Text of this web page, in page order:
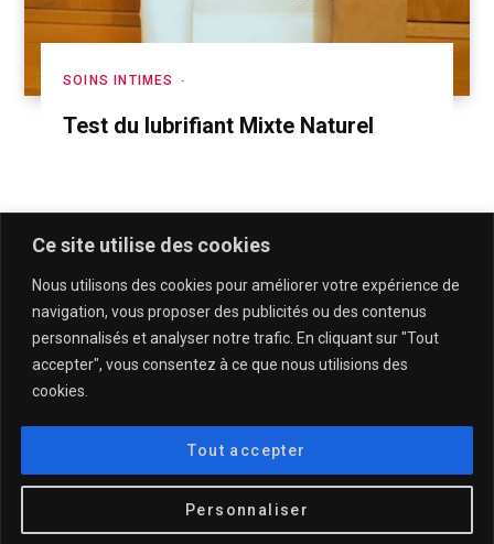
Ce site utilise des cookies
Nous utilisons des cookies pour améliorer votre expérience de
navigation, vous proposer des publicités ou des contenus
personnalisés et analyser notre trafic. En cliquant sur "Tout
accepter", vous consentez à ce que nous utilisions des
cookies.
Personnaliser
Tout accepter
SOINS INTIMES
Test du lubrifiant Mixte Naturel
© 2025 DESCULOTTÉES.FR